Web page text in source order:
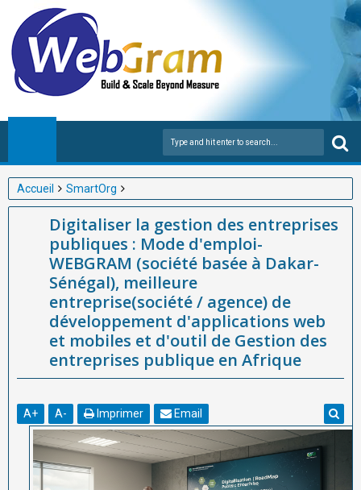
Accueil
SmartOrg
Digitaliser la gestion des entreprises publiques : Mode d'emploi-
WEBGRAM (société basée à Dakar-Sénégal), meilleure
entreprise(société / agence) de développement d'applications
web et mobiles et d'outil de Gestion des entreprises publique en
Digitaliser la gestion des entreprises
publiques : Mode d'emploi-
WEBGRAM (société basée à Dakar-
Sénégal), meilleure
entreprise(société / agence) de
développement d'applications web
et mobiles et d'outil de Gestion des
entreprises publique en Afrique
A+ A- Imprimer Email